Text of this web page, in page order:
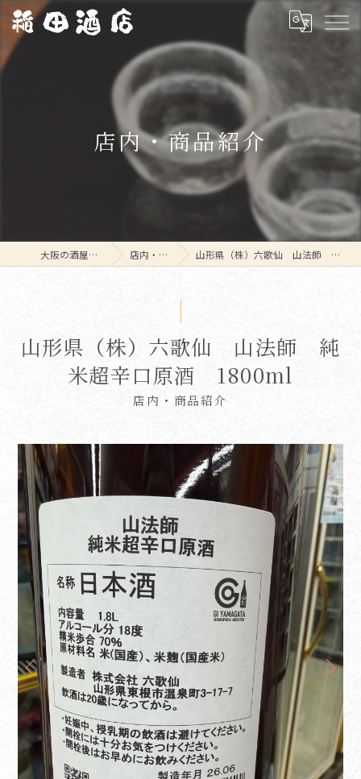
店内・商品紹介
大阪の酒屋なら稲田酒店 店内・商品紹介 山形県（株）六歌仙 山法師 純米超辛口原酒 1800ml
店内・商品紹介
山形県（株）六歌仙 山法師 純
米超辛口原酒 1800ml